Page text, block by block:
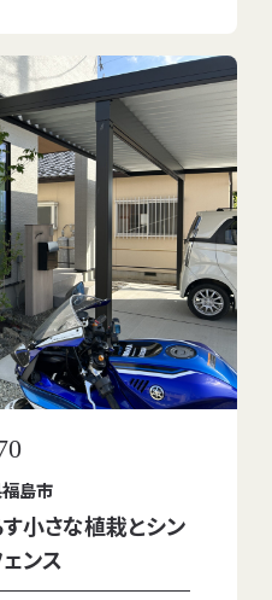
な竹を選び、しっかりとした
ではなく、実際に竹を見て選
めて、お庭になじむ自然な仕
、ChatGPTを活用してパー
完成像を共有しながら進め
おりに仕上がり、「イメージ
て何よりです。
島市
小さな植栽とシン
ンス